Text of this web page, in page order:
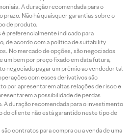
A duração recomendada para o
Não há quaisquer garantias sobre o
de produto.
preferencialmente indicado para
de acordo com a política de suitability
No mercado de opções, são negociados
um bem por preço fixado em data futura,
negociado pagar um prêmio ao vendedor tal
com esses derivativos são
por apresentarem altas relações de risco e
a possibilidade de perdas
A duração recomendada para o investimento
do cliente não está garantido neste tipo de
contratos para compra ou a venda de uma